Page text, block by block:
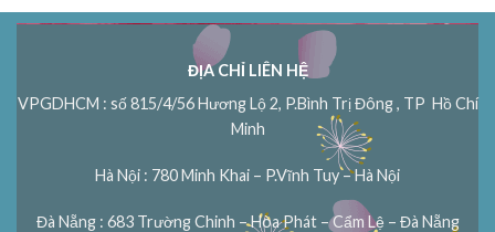
ĐỊA CHỈ LIÊN HỆ
VPGDHCM : số 815/4/56 Hương Lộ 2, P.Bình Trị Đông , TP Hồ Chí
Minh
Hà Nội : 780 Minh Khai – P.Vĩnh Tuy – Hà Nội
Đà Nẵng : 683 Trường Chinh – Hòa Phát – Cẩm Lệ – Đà Nẵng